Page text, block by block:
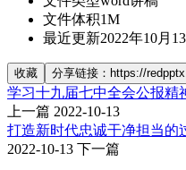
文件体积1M
最近更新2022年10月
收藏 分享链接：https://
学习十九届七中全会公报精
上一篇 2022-10-13
打造新时代忠诚干净担当的
2022-10-13 下一篇